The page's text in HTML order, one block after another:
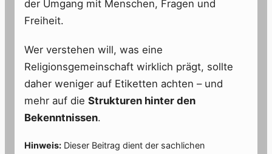
der Umgang mit Menschen, Fragen und
Freiheit.
Wer verstehen will, was eine
Religionsgemeinschaft wirklich prägt, sollte
daher weniger auf Etiketten achten – und
mehr auf die Strukturen hinter den
Bekenntnissen.
Hinweis: Dieser Beitrag dient der sachlichen